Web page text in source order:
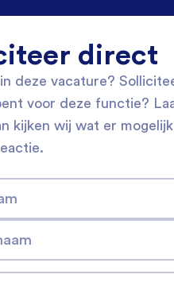
direct
deze vacature?
voor deze functie?
kijken wij wat er